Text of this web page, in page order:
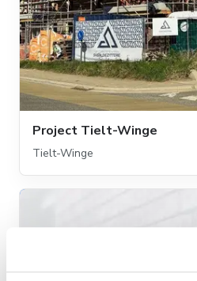
Project Tielt-Winge
Tielt-Winge